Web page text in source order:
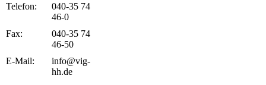
Telefon:
040-35 74
46-0
Fax:
040-35 74
46-50
E-Mail:
info@vig-
hh.de